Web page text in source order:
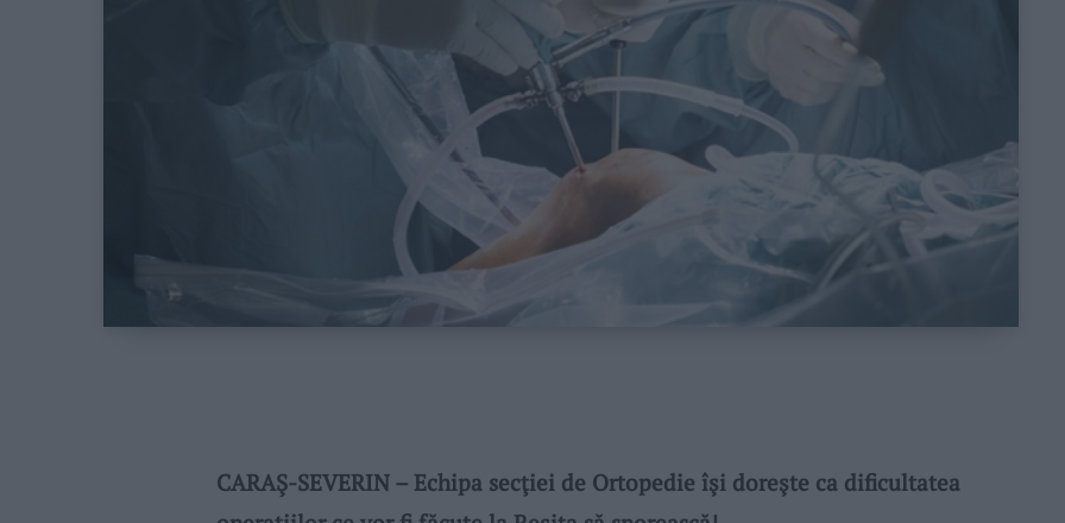
CARAŞ-SEVERIN – Echipa secţiei de Ortopedie îşi doreşte ca dificultatea